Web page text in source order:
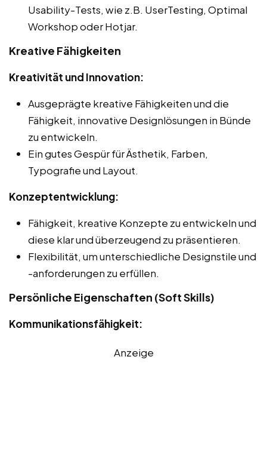
Usability-Tests, wie z.B. UserTesting, Optimal
Workshop oder Hotjar.
Kreative Fähigkeiten
Kreativität und Innovation:
Ausgeprägte kreative Fähigkeiten und die
Fähigkeit, innovative Designlösungen in Bünde
zu entwickeln.
Ein gutes Gespür für Ästhetik, Farben,
Typografie und Layout.
Konzeptentwicklung:
Fähigkeit, kreative Konzepte zu entwickeln und
diese klar und überzeugend zu präsentieren.
Flexibilität, um unterschiedliche Designstile und
-anforderungen zu erfüllen.
Persönliche Eigenschaften (Soft Skills)
Kommunikationsfähigkeit:
Anzeige